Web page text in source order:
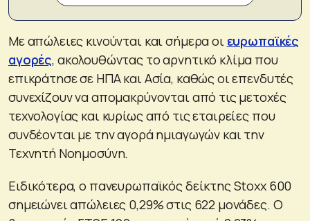
Με απώλειες κινούνται και σήμερα οι ευρωπαϊκές
αγορές, ακολουθώντας το αρνητικό κλίμα που
επικράτησε σε ΗΠΑ και Ασία, καθώς οι επενδυτές
συνεχίζουν να απομακρύνονται από τις μετοχές
τεχνολογίας και κυρίως από τις εταιρείες που
συνδέονται με την αγορά ημιαγωγών και την
Τεχνητή Νοημοσύνη.
Ειδικότερα, ο πανευρωπαϊκός δείκτης Stoxx 600
σημειώνει απώλειες 0,29% στις 622 μονάδες. Ο